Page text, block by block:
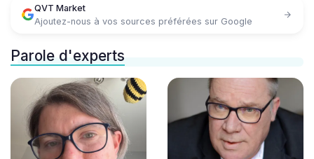
QVT Market
Ajoutez-nous à vos sources préférées sur Google
Parole d'experts